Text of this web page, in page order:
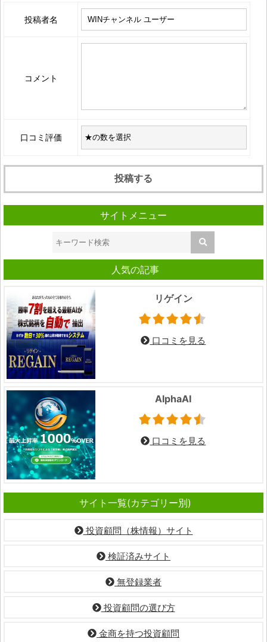
投稿者名
コメント
口コミ評価
サイトメニュー
人気の記事
リゲイン
口コミを見る
AlphaAI
口コミを見る
サイト一覧(カテゴリー別)
投資顧問（株情報）サイト
検証済みサイト
無登録業者
投資顧問の選び方
金商を持つ投資顧問